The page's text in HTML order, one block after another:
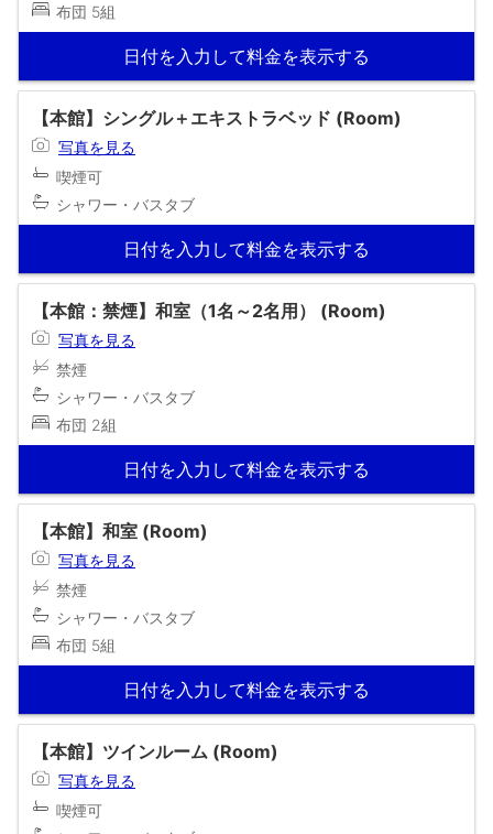
布団 5組
日付を入力して料金を表示する
【本館】シングル＋エキストラベッド (Room)
写真を見る
喫煙可
シャワー・バスタブ
日付を入力して料金を表示する
【本館：禁煙】和室（1名～2名用） (Room)
写真を見る
禁煙
シャワー・バスタブ
布団 2組
日付を入力して料金を表示する
【本館】和室 (Room)
写真を見る
禁煙
シャワー・バスタブ
布団 5組
日付を入力して料金を表示する
【本館】ツインルーム (Room)
写真を見る
喫煙可